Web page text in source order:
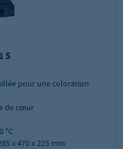
S
pour une coloration
de cœur
°C
x 470 x 225 mm